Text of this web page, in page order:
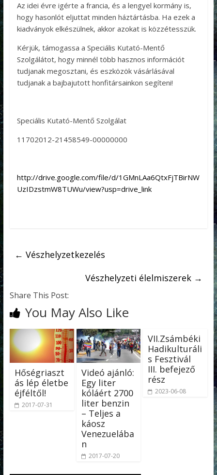
Az idei évre igérte a francia, és a lengyel kormány is,
hogy hasonlót eljuttat minden háztártásba. Ha ezek a
kiadványok elkészülnek, akkor azokat is közzétesszük.
Kérjük, támogassa a Speciális Kutató-Mentő
Szolgálátot, hogy minnél több hasznos információt
tudjanak megosztani, és eszközök vásárlásával
tudjanak a bajbajutott honfitársainkon segíteni!
Speciális Kutató-Mentő Szolgálat
11702012-21458549-00000000
http://drive.google.com/file/d/1GMnLAa6QtxFjTBirNW
UzIDzstmW8TUWu/view?usp=drive_link
← Vészhelyzetkezelés
Vészhelyzeti élelmiszerek →
Share This Post:
You May Also Like
Hőségriaszt
ás lép életbe
éjféltől!
2017-07-31
Videó ajánló:
Egy liter
kóláért 2700
liter benzin
– Teljes a
káosz
Venezuelába
n
2017-07-20
VII.Zsámbéki
Hadikulturáli
s Fesztivál
III. befejező
rész
2023-06-08